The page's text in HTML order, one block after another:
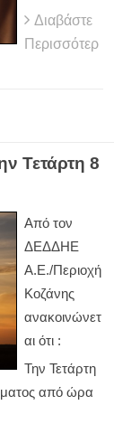
Διαβάστε
Περισσότερ
Τετάρτη 8
Από τον
ΔΕΔΔΗΕ
Α.Ε./Περιοχή
Κοζάνης
ανακοινώνετ
αι ότι :
Την Τετάρτη
από ώρα